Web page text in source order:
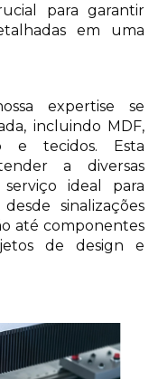
para garantir
em uma
expertise se
incluindo MDF,
e tecidos. Esta
a diversas
serviço ideal para
sinalizações
até componentes
de design e